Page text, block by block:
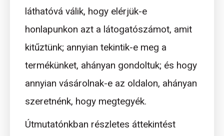
láthatóvá válik, hogy elérjük-e
honlapunkon azt a látogatószámot, amit
kitűztünk; annyian tekintik-e meg a
termékünket, ahányan gondoltuk; és hogy
annyian vásárolnak-e az oldalon, ahányan
szeretnénk, hogy megtegyék.
Útmutatónkban részletes áttekintést